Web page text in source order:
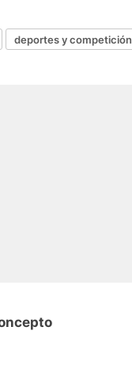
deportes y competición